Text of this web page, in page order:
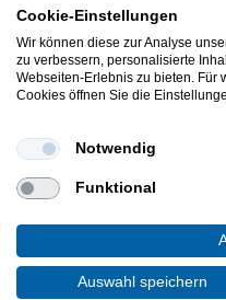
unerbittlicher sind,
DVD und dem
Reihe schließt sich
Maßstäbe im
vorzulegen. Noch
Drillszenen von
Natürlich und
Neben den Szenen
besonderes
Fraser River in
Cookie-Einstellungen
Wir können diese zur Analyse
zu verbessern, personalisierte
Webseiten-Erlebnis zu bieten. Für
Cookies öffnen Sie die
Notwendig
Funktional
Auswahl speichern